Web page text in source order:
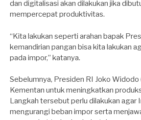
dan digitalisasi akan dilakukan jika
mempercepat produktivitas.
“Kita lakukan seperti arahan bapak
kemandirian pangan bisa kita lakukan
pada impor,” katanya.
Sebelumnya, Presiden RI Joko
Kementan untuk meningkatkan
Langkah tersebut perlu dilakukan agar
mengurangi beban impor serta